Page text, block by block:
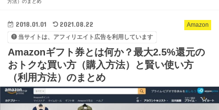
方法）のまとめ
Amazon
2018.01.01 2021.08.22
当サイトは、アフィリエイト広告を利用しています
Amazonギフト券とは何か？最大2.5%還元の
おトクな買い方（購入方法）と賢い使い方
（利用方法）のまとめ